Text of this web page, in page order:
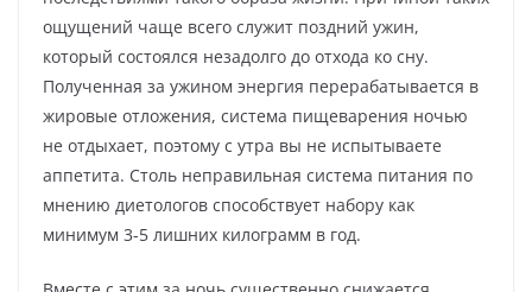
ощущений чаще всего служит поздний ужин,
который состоялся незадолго до отхода ко сну.
Полученная за ужином энергия перерабатывается в
жировые отложения, система пищеварения ночью
не отдыхает, поэтому с утра вы не испытываете
аппетита. Столь неправильная система питания по
мнению диетологов способствует набору как
минимум 3-5 лишних килограмм в год.